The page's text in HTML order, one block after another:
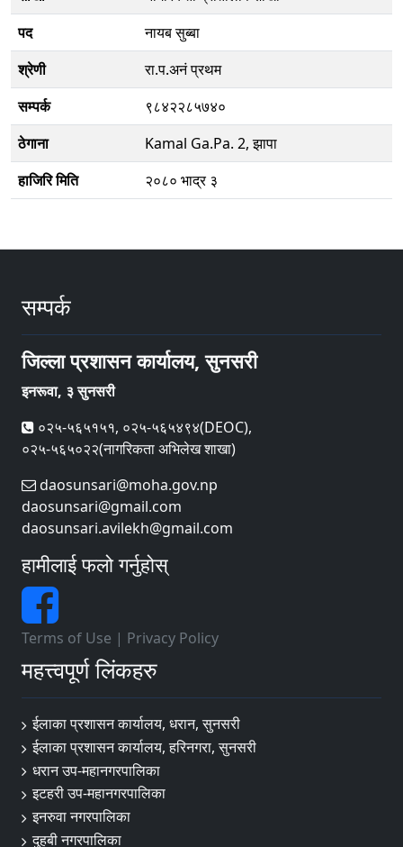
पद
नायब सुब्बा
श्रेणी
रा.प.अनं प्रथम
सम्पर्क
९८४२२८५७४०
ठेगाना
Kamal Ga.Pa. 2, झापा
हाजिरि मिति
२०८० भाद्र ३
सम्पर्क
जिल्ला प्रशासन कार्यालय, सुनसरी
इनरूवा, ३ सुनसरी
०२५-५६५१५१, ०२५-५६५४९४(DEOC),
०२५-५६५०२२(नागरिकता अभिलेख शाखा)
daosunsari@moha.gov.np
daosunsari@gmail.com
daosunsari.avilekh@gmail.com
हामीलाई फलो गर्नुहोस्
Terms of Use | Privacy Policy
महत्त्वपूर्ण लिंकहरु
ईलाका प्रशासन कार्यालय, धरान, सुनसरी
ईलाका प्रशासन कार्यालय, हरिनगरा, सुनसरी
धरान उप-महानगरपालिका
इटहरी उप-महानगरपालिका
इनरुवा नगरपालिका
दुहबी नगरपालिका